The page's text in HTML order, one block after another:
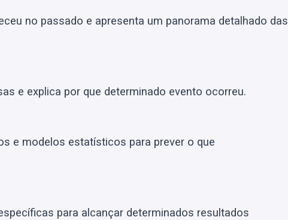
no passado e apresenta um panorama detalhado das
e explica por que determinado evento ocorreu.
e modelos estatísticos para prever o que
para alcançar determinados resultados